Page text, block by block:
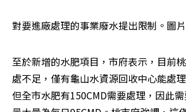
對要進廠處理的事業廢水提出限制。圖
至於新增的水肥項目，市府表示，目前
處不足，僅有龜山水資源回收中心能處
但全市水肥有150CMD需要處理，因此需